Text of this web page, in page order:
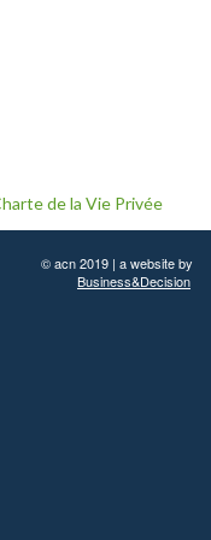
de la Vie Privée
© acn 2019 | a website by
Business&Decision